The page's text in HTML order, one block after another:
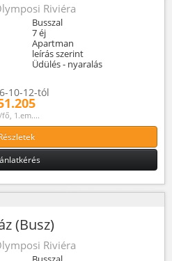
Riviéra
Busszal
7 éj
Apartman
leírás szerint
Üdülés - nyaralás
10-12-tól
fő, 1.em....
(Busz)
Riviéra